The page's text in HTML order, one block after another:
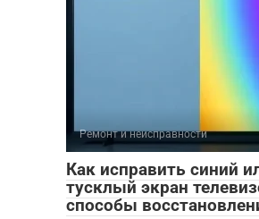
Ремонт и неисправности
Как исправить синий
тусклый экран
способы